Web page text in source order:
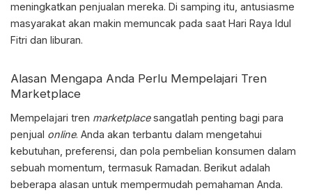
meningkatkan penjualan mereka. Di samping itu, antusiasme
masyarakat akan makin memuncak pada saat Hari Raya Idul
Fitri dan liburan.
Alasan Mengapa Anda Perlu Mempelajari Tren
Marketplace
Mempelajari tren marketplace sangatlah penting bagi para
penjual online. Anda akan terbantu dalam mengetahui
kebutuhan, preferensi, dan pola pembelian konsumen dalam
sebuah momentum, termasuk Ramadan. Berikut adalah
beberapa alasan untuk mempermudah pemahaman Anda.